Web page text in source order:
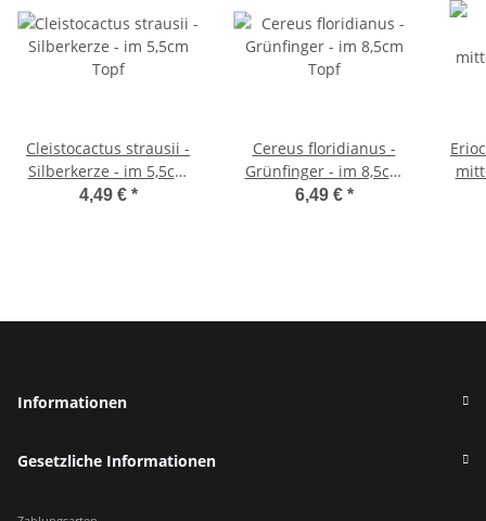
Cleistocactus strausii -
Silberkerze - im 5,5cm
Topf
4,49 € *
Cereus floridianus -
Grünfinger - im 8,5cm
Topf
6,49 € *
Informationen
Gesetzliche Informationen